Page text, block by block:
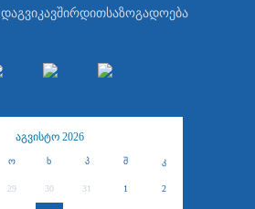
დაგვიკავშირდითსაზოგადოება
აგვისტო 2026
ო ხ პ შ კ
29 30 31 1 2